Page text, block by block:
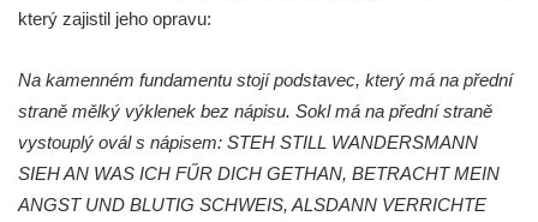
Boží muka na křižovatce ulic Latrán a K
Centrální kříž hřbitova ve Velešíně
Kříž u kostela svatého Václava ve Velešíně
Kříž u brány na hřbitov ve Velešíně
Kříž na zahradě domu čp. 127 v Římově
který zajistil jeho opravu:
Na kamenném fundamentu stojí podstavec, který má na přední
straně mělký výklenek bez nápisu. Sokl má na přední straně
vystouplý ovál s nápisem: STEH STILL WANDERSMANN
SIEH AN WAS ICH FŰR DICH GETHAN, BETRACHT MEIN
ANGST UND BLUTIG SCHWEIS, ALSDANN VERRICHTE